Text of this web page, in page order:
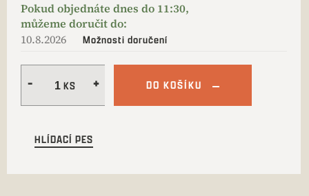
10.8.2026 Možnosti doručení
DO KOŠÍKU
HLÍDACÍ PES